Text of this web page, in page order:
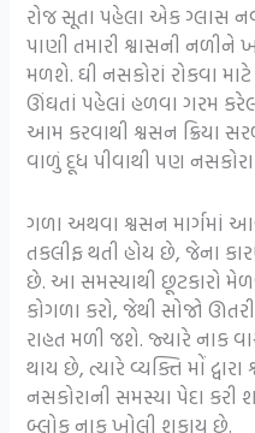
રોજ સૂતા પહેલા એક ગ્લાસ
પાણી તમારી શ્વાસની
મળશે. ઘી નસકોરાં રોકવા
ઊંઘતાં પહેલાં હળવા ગરમ
આમ કરવાથી શ્વસન ક્રિયા
વાળું દૂધ પીવાથી પણ
ગળા અથવા શ્વસન માર્ગમાં
તકલીફ થતી હોય છે, જેના
છે. આ સમસ્યાથી છૂટકારો
કોગળા કરો, જેથી સોજો
રાહત મળી જશે. જ્યારે નાક
થાય છે, ત્યારે વ્યક્તિ મોં
નસકોરાની સમસ્યા પેદા
બ્લોક નાક ખોલી શકાય છે.